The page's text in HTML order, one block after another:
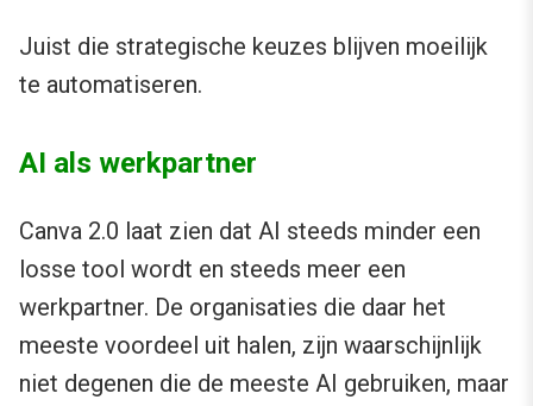
Juist die strategische keuzes blijven moeilijk
te automatiseren.
AI als werkpartner
Canva 2.0 laat zien dat AI steeds minder een
losse tool wordt en steeds meer een
werkpartner. De organisaties die daar het
meeste voordeel uit halen, zijn waarschijnlijk
niet degenen die de meeste AI gebruiken, maar